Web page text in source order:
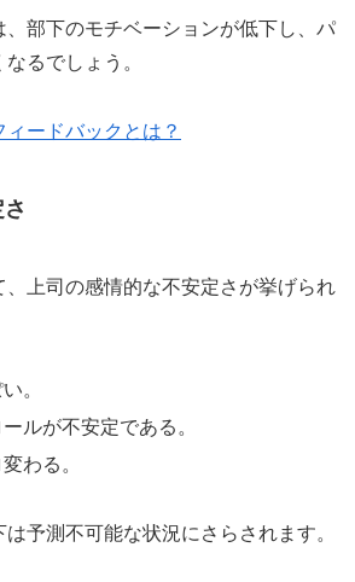
、部下のモチベーションが低下し、パ
るでしょう。
ードバックとは？
、上司の感情的な不安定さが挙げられ
。
ルが不安定である。
わる。
予測不可能な状況にさらされます。